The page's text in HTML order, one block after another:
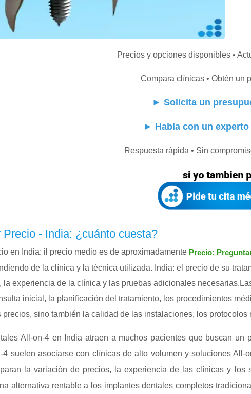
Precios y opciones disponibles •
Compara clínicas • Obtén un
► Solicita un
► Habla con un
Respuesta rápida • Sin
- India: ¿cuánto cuesta?
en India: il precio medio es de aproximadamente Precio:
de la clínica y la técnica utilizada. India: el precio de su
la experiencia de la clínica y las pruebas adicionales
inicial, la planificación del tratamiento, los procedimientos
sino también la calidad de las instalaciones, los
All-on-4 en India atraen a muchos pacientes que buscan
4 suelen asociarse con clínicas de alto volumen y soluciones
la variación de precios, la experiencia de las clínicas y
alternativa rentable a los implantes dentales completos